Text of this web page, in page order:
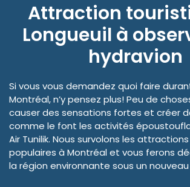
Attraction
Longueuil à
hydravion
Si vous vous demandez quoi faire
Montréal, n’y pensez plus! Peu de
causer des sensations fortes et créer
comme le font les activités
Air Tunilik. Nous survolons les
populaires à Montréal et vous ferons
la région environnante sous un